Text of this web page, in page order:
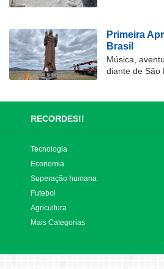
Primeira
Brasil
Música,
diante de São
RECORDES!!
Tecnologia
Economia
Superação humana
Futebol
Agricultura
Mais Categorias